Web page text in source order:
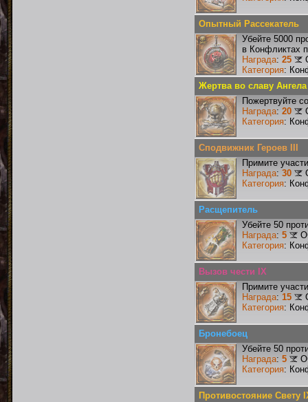
Опытный Рассекатель
Убейте 5000
в Конфликтах
Награда: 25
Категория:
Жертва во славу
Пожертвуйте
Награда: 20
Категория:
Сподвижник Героев III
Примите
Награда: 30
Категория:
Расщепитель
Убейте 50
Награда: 5
Категория:
Вызов чести IX
Примите
Награда: 15
Категория:
Бронебоец
Убейте 50
Награда: 5
Категория:
Противостояние Свету